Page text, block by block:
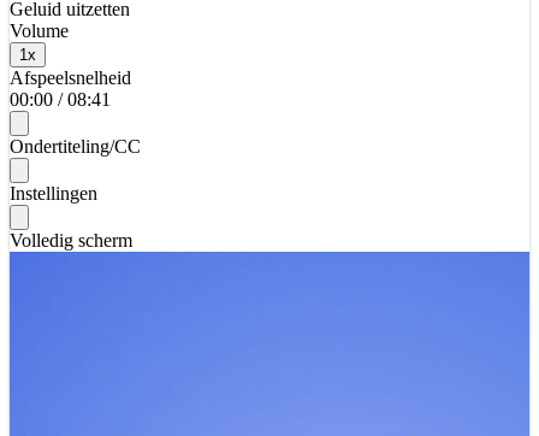
Geluid uitzetten
Volume
1 x
Afspeelsnelheid
00:00 / 08:41
Ondertiteling/CC
Instellingen
Volledig scherm